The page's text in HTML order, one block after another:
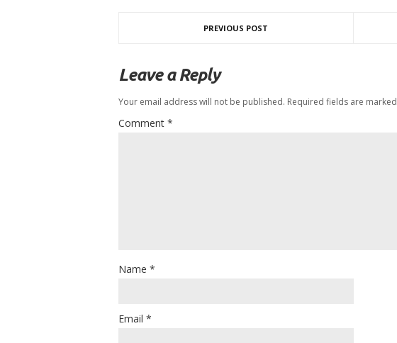
PREVIOUS POST
Leave a Reply
Your email address will not be published. Required fields are marked
Comment *
Name *
Email *